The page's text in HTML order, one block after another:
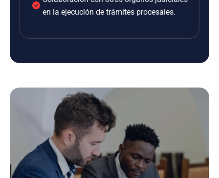
en la ejecución de trámites procesales.